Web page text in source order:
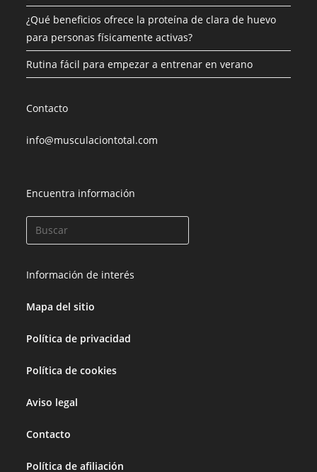
¿Qué beneficios ofrece la proteína de clara de huevo
para personas físicamente activas?
Rutina fácil para empezar a entrenar en verano
Contacto
info@musculaciontotal.com
Encuentra información
Información de interés
Mapa del sitio
Política de privacidad
Política de cookies
Aviso legal
Contacto
Política de afiliación